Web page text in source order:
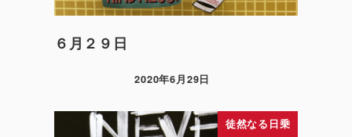
６月２９日
2020年6月29日
徒然なる日乗